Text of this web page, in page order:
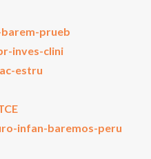
prueb
inves-clini
estru
infan-baremos-peru